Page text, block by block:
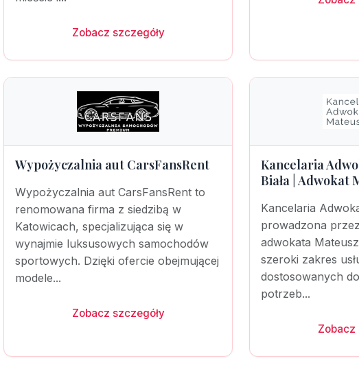
Zobacz szczegóły
Wypożyczalnia aut CarsFansRent
Wypożyczalnia aut CarsFansRent to
renomowana firma z siedzibą w
Katowicach, specjalizująca się w
wynajmie luksusowych samochodów
sportowych. Dzięki ofercie obejmującej
modele...
Zobacz szczegóły
Kancelaria
Biała | Adwokat
Kancelaria
prowadzona
adwokata
szeroki zakres
dostosowanych
potrzeb...
Zobacz